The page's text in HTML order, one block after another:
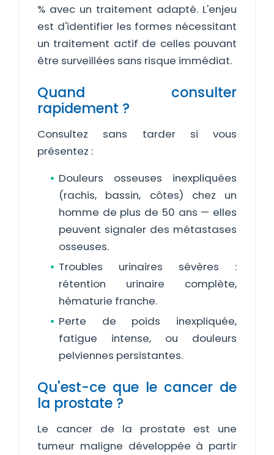
% avec un traitement adapté. L'enjeu
est d'identifier les formes nécessitant
un traitement actif de celles pouvant
être surveillées sans risque immédiat.
Quand consulter
rapidement ?
Consultez sans tarder si vous
présentez :
Douleurs osseuses inexpliquées
(rachis, bassin, côtes) chez un
homme de plus de 50 ans — elles
peuvent signaler des métastases
osseuses.
Troubles urinaires sévères :
rétention urinaire complète,
hématurie franche.
Perte de poids inexpliquée,
fatigue intense, ou douleurs
pelviennes persistantes.
Qu'est-ce que le cancer de
la prostate ?
Le cancer de la prostate est une
tumeur maligne développée à partir